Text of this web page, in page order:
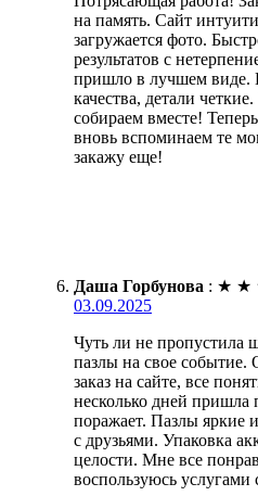
на память. Сайт
загружается фото.
результатов с
пришло в лучшем виде.
качества, детали
собираем вместе!
вновь вспоминаем те
закажу еще!
Даша Горбунова : ★ ★
03.09.2025
Чуть ли не пропустила
пазлы на свое событие.
заказ на сайте, все
несколько дней пришла
поражает. Пазлы яркие
с друзьями. Упаковка
целости. Мне все
воспользуюсь услугами